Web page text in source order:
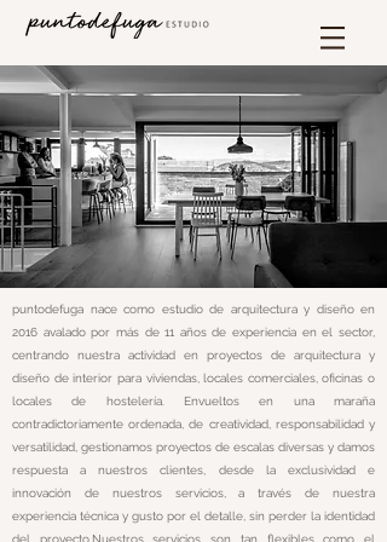
puntodefuga nace como estudio de arquitectura y diseño en
2016 avalado por más de 11 años de experiencia en el sector,
centrando nuestra actividad en proyectos de arquitectura y
diseño de interior para viviendas, locales comerciales, oficinas o
locales de hostelería. Envueltos en una maraña
contradictoriamente ordenada, de creatividad, responsabilidad y
versatilidad, gestionamos proyectos de escalas diversas y damos
respuesta a nuestros clientes, desde la exclusividad e
innovación de nuestros servicios, a través de nuestra
experiencia técnica y gusto por el detalle, sin perder la identidad
del proyecto.​Nuestros servicios son tan flexibles como el